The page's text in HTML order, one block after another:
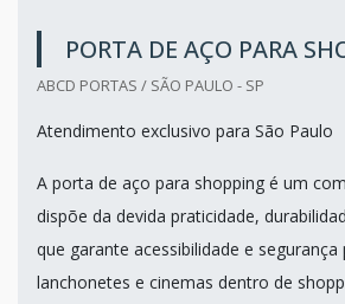
PORTA DE AÇO PARA
ABCD PORTAS / SÃO PAULO - SP
Atendimento exclusivo para São Paulo
A porta de aço para shopping é um
dispõe da devida praticidade,
que garante acessibilidade e
lanchonetes e cinemas dentro de